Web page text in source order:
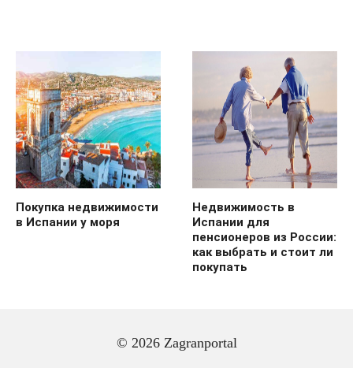
Покупка недвижимости
в Испании у моря
Недвижимость в
Испании для
пенсионеров из России:
как выбрать и стоит ли
покупать
© 2026 Zagranportal